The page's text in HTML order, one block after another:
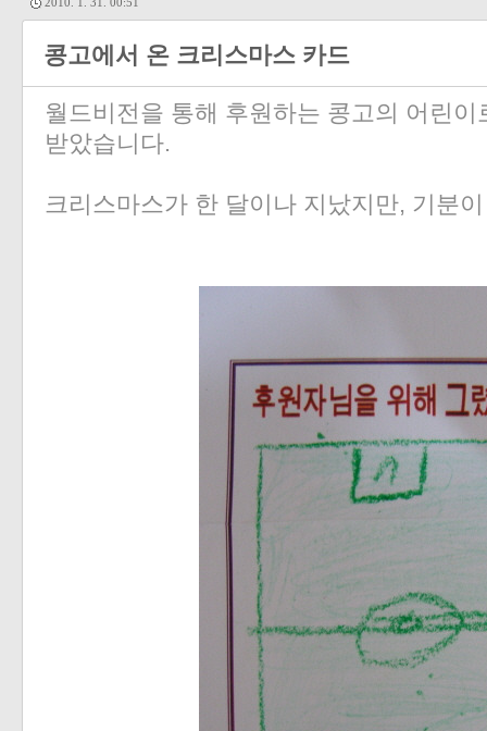
콩고에서 온 크리스마스 카드
월드비전을 통해 후원하는 콩고의 어린
받았습니다.
크리스마스가 한 달이나 지났지만, 기분